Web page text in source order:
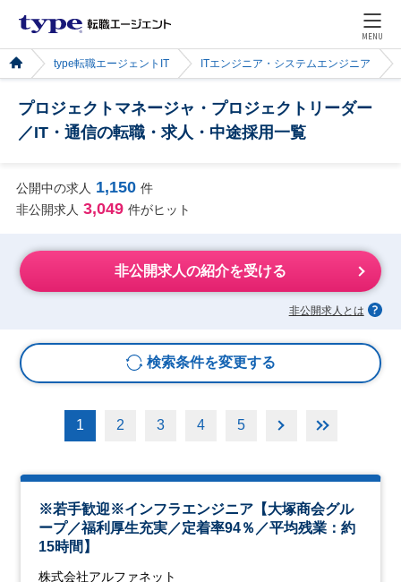
MENU
type転職エージェントIT ITエンジニア・システムエンジニア
プロジェクトマネージャ・プロジェクトリーダー
／IT・通信の転職・求人・中途採用一覧
公開中の求人 1,150 件
非公開求人 3,049 件がヒット
非公開求人の紹介を受ける
非公開求人とは
検索条件を変更する
1 2 3 4 5
※若手歓迎※インフラエンジニア【大塚商会グル
ープ／福利厚生充実／定着率94％／平均残業：約
15時間】
株式会社アルファネット